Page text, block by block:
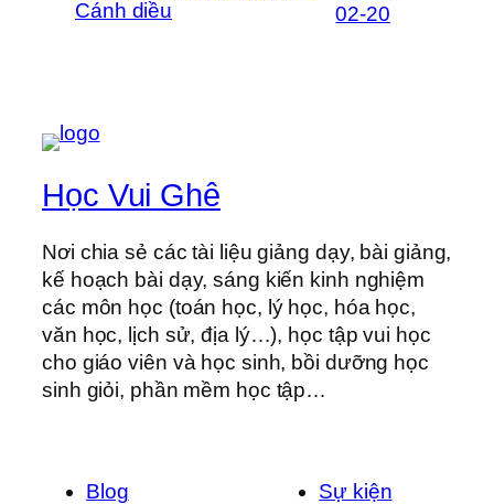
Cánh diều
02-20
Học Vui Ghê
Nơi chia sẻ các tài liệu giảng dạy, bài giảng,
kế hoạch bài dạy, sáng kiến kinh nghiệm
các môn học (toán học, lý học, hóa học,
văn học, lịch sử, địa lý…), học tập vui học
cho giáo viên và học sinh, bồi dưỡng học
sinh giỏi, phần mềm học tập…
Blog Sự kiện